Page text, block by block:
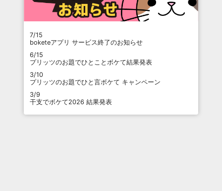
7/15
boketeアプリ サービス終了のお知らせ
6/15
プリッツのお題でひとことボケて結果発表
3/10
プリッツのお題でひと言ボケて キャンペーン
3/9
干支でボケて2026 結果発表